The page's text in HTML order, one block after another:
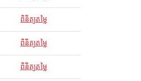
ពិនិត្យតម្លៃ
ពិនិត្យតម្លៃ
ពិនិត្យតម្លៃ